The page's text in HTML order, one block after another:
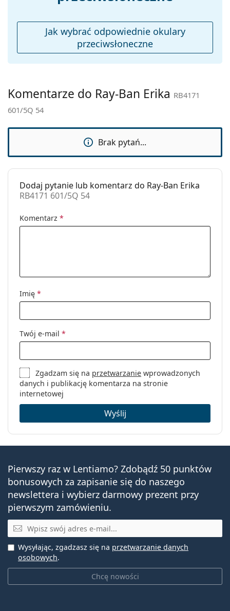
Sprawdź całą ofertęokularów przeciwsłonecznych
gdzie znajdziesz więcej stylów popularnych marek.
czyszczenia:
Płeć:
Unisex
Marka:
Ray-Ban
Zastosowanie:
Kod:
RB4171 601/5Q 54
wykonania
Tak
Jak wybrać odpowiednie okulary
przeciwsłoneczne
Komentarze do Ray-Ban Erika RB4171
601/5Q 54
Brak pytań...
Dodaj pytanie lub komentarz do Ray-Ban Erika
RB4171 601/5Q 54
Komentarz *
Imię *
Twój e-mail *
Zgadzam się na przetwarzanie wprowadzonych
danych i publikację komentarza na stronie
internetowej
Wyślij
Pierwszy raz w Lentiamo? Zdobądź 50 punktów
bonusowych za zapisanie się do naszego
newslettera i wybierz darmowy prezent przy
pierwszym zamówieniu.
E-mail
Chcę nowości
Wysyłając, zgadzasz się na przetwarzanie danych
osobowych.